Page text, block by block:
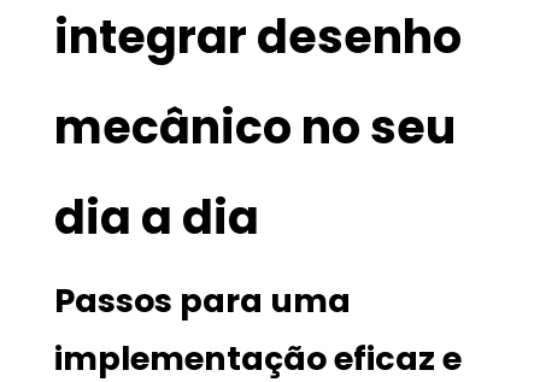
integrar desenho
mecânico no seu
dia a dia
Passos para uma
implementação eficaz e